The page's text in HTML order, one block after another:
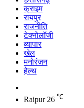
क्राइम
रायपुर
राजनीति
टेक्नोलॉजी
व्यापार
खेल
मनोरंजन
हेल्थ
skin
Raipur 26 ℃